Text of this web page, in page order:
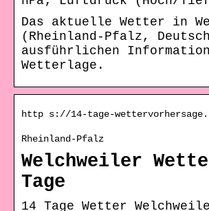
Das aktuelle Wetter in
(Rheinland-Pfalz,
ausführlichen
Wetterlage.
http s://14-tage-
Rheinland-Pfalz
Welchweiler
Tage
14 Tage Wetter